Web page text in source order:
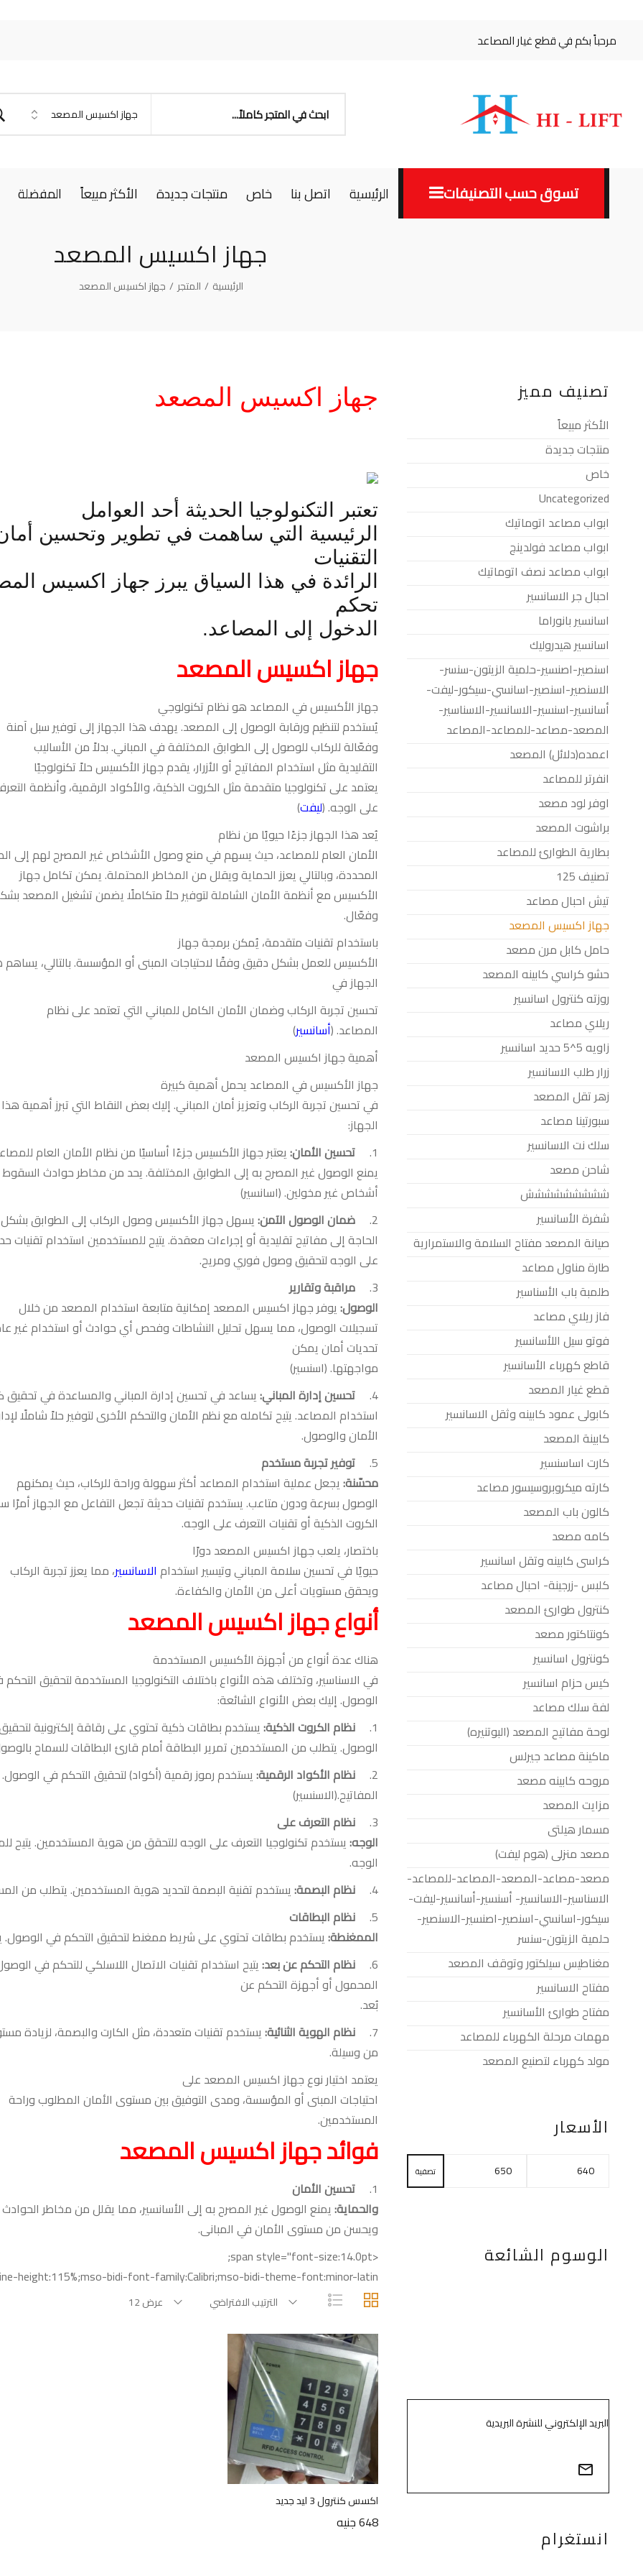
مرحباً بكم في قطع غيار المصاعد
تسوق حسب التصنيفات الرئيسية اتصل بنا خاص منتجات جديدة الأكثر مبيعاً المفضلة
جهاز اكسيس المصعد
الرئيسية / المتجر / جهاز اكسيس المصعد
تصنيف مميز
الأكثر مبيعاً
منتجات جديدة
خاص
Uncategorized
ابواب مصاعد اتوماتيك
ابواب مصاعد فولدينج
ابواب مصاعد نصف اتوماتيك
احبال جر الاسانسير
اسانسير بانوراما
اسانسير هيدروليك
اسنصير-اصنسير-حلمية الزيتون-سنسر-
الاسنصير-اسنصير-اسانسي-سيكور-ليفت-
أسانسير-اسنسير-الاسانسير-الاسناسير-
المصعد-مصاعد-للمصاعد-المصاعد
اعمده(دلائل) المصعد
انفرتر للمصاعد
اوفر لود مصعد
براشوت المصعد
بطارية الطوارئ للمصاعد
تصنيف 125
تيش احبال مصاعد
جهاز اكسيس المصعد
حامل كابل مرن مصعد
حشو كراسي كابينه المصعد
روزته كنترول اسانسير
ريلاي مصاعد
زاويه 5^5 حديد اسانسير
زرار طلب الاسانسير
زهر تقل المصعد
سبورتينا مصاعد
سلك نت الاسانسير
شاحن مصعد
ششششششششش
شفرة الأسانسير
صيانة المصعد مفتاح السلامة والاستمرارية
طارة مناول مصاعد
طلمبة باب الأسناسير
فاز ريلاي مصاعد
فوتو سيل اللأسانسير
قاطع كهرباء الأسانسير
قطع غيار المصعد
كابولى عمود كابينه وثقل الاسانسير
كابينة المصعد
كارت اساسنسير
كارته ميكروبروسيسور مصاعد
كالون باب المصعد
كامه مصعد
كراسى كابينه وتقل اسانسير
كلبس -زرجينة- احبال مصاعد
كنترول طوارئ المصعد
كونتاكتور مصعد
كونترول اسانسير
كيس حزام اسانسير
لفة سلك مصاعد
لوحة مفاتيح المصعد (البوتنيره)
ماكينة مصاعد جيرلس
مروحه كابينه مصعد
مزايت المصعد
مسمار هيلتى
مصعد منزلى (هوم ليفت)
مصعد-مصاعد-المصعد-المصاعد-للمصاعد-
الاسناسير-الاسانسير- أسنسير-أسانسير-ليفت-
سيكور-اسانسي-اسنصير-اصنسير-الاسنصير-
حلمية الزيتون-سنسر
مغناطيس سيلكتور وتوقف المصعد
مفتاح الاسانسير
مفتاح طوارئ الأسانسير
مهمات مرحلة الكهرباء للمصاعد
مولد كهرباء لتصنيع المصعد
الأسعار
تصفية
الوسوم الشائعة
انستغرام
جهاز اكسيس المصعد
تعتبر التكنولوجيا الحديثة أحد العوامل
الرئيسية التي ساهمت في تطوير وتحسين
التقنيات
الرائدة في هذا السياق يبرز جهاز اكسيس
تحكم
الدخول إلى المصاعد.
جهاز اكسيس المصعد
جهاز الأكسيس في المصاعد هو نظام تكنولوجي
يُستخدم لتنظيم ورقابة الوصول إلى المصعد. يهدف هذا الجهاز إلى توفير سبل آمنة
وفعّالة للركاب للوصول إلى الطوابق المختلفة في المباني. بدلاً من الأساليب
التقليدية مثل استخدام المفاتيح أو الأزرار، يقدم جهاز الأكسيس حلاً تكنولوجيًا
يعتمد على تكنولوجيا متقدمة مثل الكروت الذكية، والأكواد الرقمية، وأنظمة
على الوجه. (ليفت)
يُعد هذا الجهاز جزءًا حيويًا من نظام
الأمان العام للمصاعد، حيث يسهم في منع وصول الأشخاص غير المصرح لهم إلى
المحددة، وبالتالي يعزز الحماية ويقلل من المخاطر المحتملة. يمكن تكامل جهاز
الأكسيس مع أنظمة الأمان الشاملة لتوفير حلاً متكاملًا يضمن تشغيل المصعد
وفعّال.
باستخدام تقنيات متقدمة، يُمكن برمجة جهاز
الأكسيس للعمل بشكل دقيق وفقًا لاحتياجات المبنى أو المؤسسة. بالتالي، يساهم
الجهاز في
تحسين تجربة الركاب وضمان الأمان الكامل للمباني التي تعتمد على نظام
المصاعد. (أسانسير)
أهمية جهاز اكسيس المصعد
جهاز الأكسيس في المصاعد يحمل أهمية كبيرة
في تحسين تجربة الركاب وتعزيز أمان المباني. إليك بعض النقاط التي تبرز أهمية هذا
الجهاز:
1.
تحسين الأمان:يعتبر جهاز الأكسيس جزءًا أساسيًا من نظام الأمان العام
يمنع الوصول غير المصرح به إلى الطوابق المختلفة.يحد من مخاطر حوادث السقوط
أشخاص غير مخولين. (اسانسير)
2.
ضمان الوصول الآمن:يسهل جهاز الأكسيس وصول الركاب إلى الطوابق
الحاجة إلى مفاتيح تقليدية أو إجراءات معقدة.يتيح للمستخدمين استخدام تقنيات
على الوجه لتحقيق وصول فوري ومريح.
3.
مراقبة وتقارير
الوصول:يوفر جهاز اكسيس المصعد إمكانية متابعة استخدام المصعد من خلال
تسجيلات الوصول، مما يسهل تحليل النشاطات وفحص أي حوادث أو استخدام غير
تحديات أمان يمكن
مواجهتها. (اسنسير)
4.
تحسين إدارة المباني:يساعد في تحسين إدارة المباني والمساعدة في
استخدام المصاعد.يتيح تكامله مع نظم الأمان والتحكم الأخرى لتوفير حلاً شاملًا
الأمان والوصول.
5.
توفير تجربة مستخدم
محسّنة:يجعل عملية استخدام المصاعد أكثر سهولة وراحة للركاب، حيث يمكنهم
الوصول بسرعة ودون متاعب.يستخدم تقنيات حديثة تجعل التفاعل مع الجهاز أمرًا
الكروت الذكية أو تقنيات التعرف على الوجه.
باختصار، يلعب جهاز اكسيس المصعد دورًا
حيويًا في تحسين سلامة المباني وتيسير استخدام الاسانسير، مما يعزز تجربة الركاب
ويحقق مستويات أعلى من الأمان والكفاءة.
أنواع جهاز اكسيس المصعد
هناك عدة أنواع من أجهزة الأكسيس المستخدمة
في الاسناسير، وتختلف هذه الأنواع باختلاف التكنولوجيا المستخدمة لتحقيق
الوصول. إليك بعض الأنواع الشائعة:
1.
نظام الكروت الذكية:يستخدم بطاقات ذكية تحتوي على رقاقة إلكترونية
الوصول.يتطلب من المستخدمين تمرير البطاقة أمام قارئ البطاقات للسماح
2.
نظام الأكواد الرقمية:يستخدم رموز رقمية (أكواد) لتحقيق التحكم في الوصول.
المفاتيح.(الاسنسير)
3.
نظام التعرف على
الوجه:يستخدم تكنولوجيا التعرف على الوجه للتحقق من هوية المستخدمين.يتيح
الوجه.
4.
نظام البصمة:يستخدم تقنية البصمة لتحديد هوية المستخدمين.يتطلب من
5.
نظام البطاقات
الممغنطة:يستخدم بطاقات تحتوي على شريط ممغنط لتحقيق التحكم في الوصول.
6.
نظام التحكم عن بعد:يتيح استخدام تقنيات الاتصال اللاسلكي للتحكم في
المحمول أو أجهزة التحكم عن
بُعد.
7.
نظام الهوية الثنائية:يستخدم تقنيات متعددة، مثل الكارت والبصمة، لزيادة
من وسيلة.
يعتمد اختيار نوع جهاز اكسيس المصعد على
احتياجات المبنى أو المؤسسة، ومدى التوفيق بين مستوى الأمان المطلوب وراحة
المستخدمين.
فوائد جهاز اكسيس المصعد
1.
تحسين الأمان
والحماية:يمنع الوصول غير المصرح به إلى الأسانسير، مما يقلل من مخاطر الحوادث
ويحسن من مستوى الأمان في المبانى.
<span style="font-size:14.0pt;
height:115%;mso-bidi-font-family:Calibri;mso-bidi-theme-font:minor-latin;
عرض 12 الترتيب الافتراضي
اكسس كنترول 3 ليد جديد
648جنيه